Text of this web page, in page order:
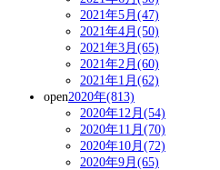
2021年5月(47)
2021年4月(50)
2021年3月(65)
2021年2月(60)
2021年1月(62)
open2020年(813)
2020年12月(54)
2020年11月(70)
2020年10月(72)
2020年9月(65)